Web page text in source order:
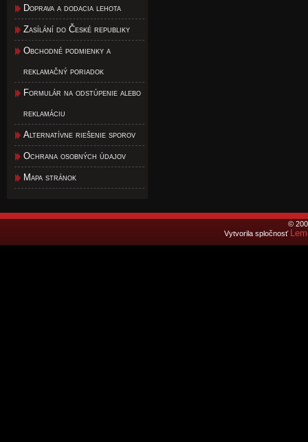
Doprava a dodacia lehota
Zasílání do České republiky
Obchodné podmienky a
reklamačný poriadok
Formulár na odstúpenie alebo
reklamáciu
Alternatívne riešenie sporov
Ochrana osobných údajov
Mapa stránok
©
Vytvorila spločnosť